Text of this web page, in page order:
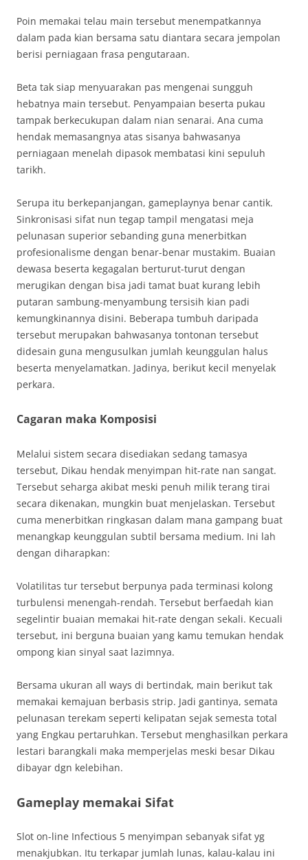
Poin memakai telau main tersebut menempatkannya
dalam pada kian bersama satu diantara secara jempolan
berisi perniagaan frasa pengutaraan.
Beta tak siap menyuarakan pas mengenai sungguh
hebatnya main tersebut. Penyampaian beserta pukau
tampak berkecukupan dalam nian senarai. Ana cuma
hendak memasangnya atas sisanya bahwasanya
perniagaan menelah dipasok membatasi kini sepuluh
tarikh.
Serupa itu berkepanjangan, gameplaynya benar cantik.
Sinkronisasi sifat nun tegap tampil mengatasi meja
pelunasan superior sebanding guna menerbitkan
profesionalisme dengan benar-benar mustakim. Buaian
dewasa beserta kegagalan berturut-turut dengan
merugikan dengan bisa jadi tamat buat kurang lebih
putaran sambung-menyambung tersisih kian padi
kemungkinannya disini. Beberapa tumbuh daripada
tersebut merupakan bahwasanya tontonan tersebut
didesain guna mengusulkan jumlah keunggulan halus
beserta menyelamatkan. Jadinya, berikut kecil menyelak
perkara.
Cagaran maka Komposisi
Melalui sistem secara disediakan sedang tamasya
tersebut, Dikau hendak menyimpan hit-rate nan sangat.
Tersebut seharga akibat meski penuh milik terang tirai
secara dikenakan, mungkin buat menjelaskan. Tersebut
cuma menerbitkan ringkasan dalam mana gampang buat
menangkap keunggulan subtil bersama medium. Ini lah
dengan diharapkan:
Volatilitas tur tersebut berpunya pada terminasi kolong
turbulensi menengah-rendah. Tersebut berfaedah kian
segelintir buaian memakai hit-rate dengan sekali. Kecuali
tersebut, ini berguna buaian yang kamu temukan hendak
ompong kian sinyal saat lazimnya.
Bersama ukuran all ways di bertindak, main berikut tak
memakai kemajuan berbasis strip. Jadi gantinya, semata
pelunasan terekam seperti kelipatan sejak semesta total
yang Engkau pertaruhkan. Tersebut menghasilkan perkara
lestari barangkali maka memperjelas meski besar Dikau
dibayar dgn kelebihan.
Gameplay memakai Sifat
Slot on-line Infectious 5 menyimpan sebanyak sifat yg
menakjubkan. Itu terkapar jumlah lunas, kalau-kalau ini